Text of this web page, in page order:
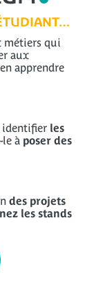
métiers qui
aux
apprendre
identifier les
le à poser des
des projets
les stands